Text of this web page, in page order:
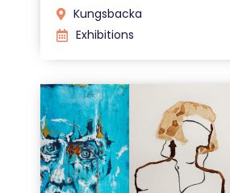
Kungsbacka
Exhibitions